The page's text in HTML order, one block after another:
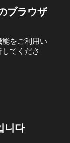
ブラウザ
をご利用い
てくださ
니다